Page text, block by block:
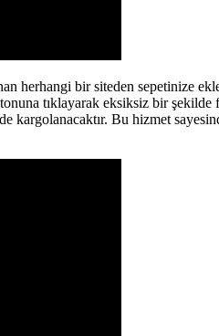
herhangi bir siteden sepetinize
tıklayarak eksiksiz bir
kargolanacaktır. Bu hizmet